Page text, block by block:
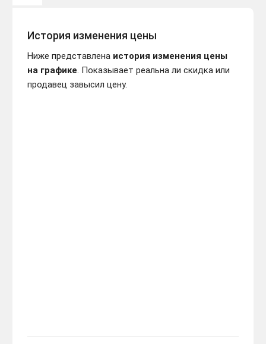
История изменения цены
Ниже представлена история изменения цены
на графике. Показывает реальна ли скидка или
продавец завысил цену.